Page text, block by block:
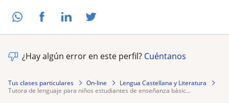
¿Hay algún error en este perfil? Cuéntanos
Tus clases particulares On-line
Lengua Castellana y Literatura
tutora de lenguaje para niños estudiantes de enseñanza básic...